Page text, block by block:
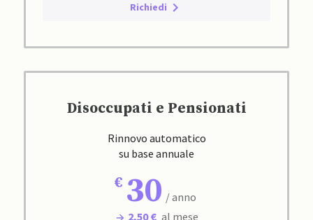
Richiedi
Disoccupati e Pensionati
Rinnovo automatico
su base annuale
30 / anno
2,50 € al mese